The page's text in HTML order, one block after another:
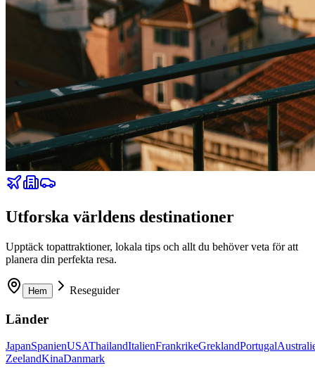
Utforska världens destinationer
Upptäck topattraktioner, lokala tips och allt du behöver veta för att
planera din perfekta resa.
Hem Reseguider
Länder
JapanSpanienUSAThailandItalienFrankrikeGreklandPortugal
ZeelandKinaDanmark